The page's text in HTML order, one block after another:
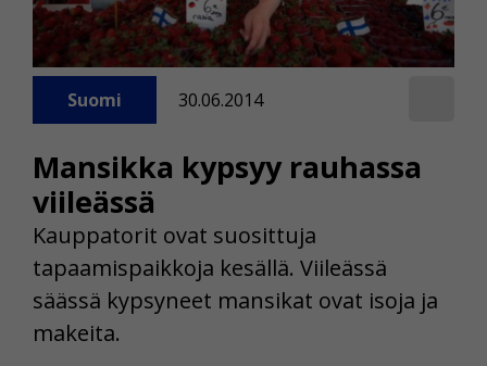
Mansikka kypsyy rauhassa
viileässä
Suomi 30.06.2014
Kauppatorit ovat suosittuja
tapaamispaikkoja kesällä. Viileässä
säässä kypsyneet mansikat ovat isoja ja
makeita.